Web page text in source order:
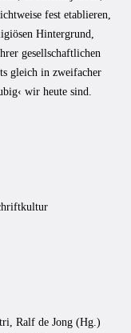
fest etablieren,
Hintergrund,
gesellschaftlichen
gleich in zweifacher
wir heute sind.
Ralf de Jong (Hg.)